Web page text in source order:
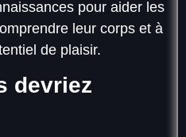
pour aider les
leur corps et à
de plaisir.
devriez